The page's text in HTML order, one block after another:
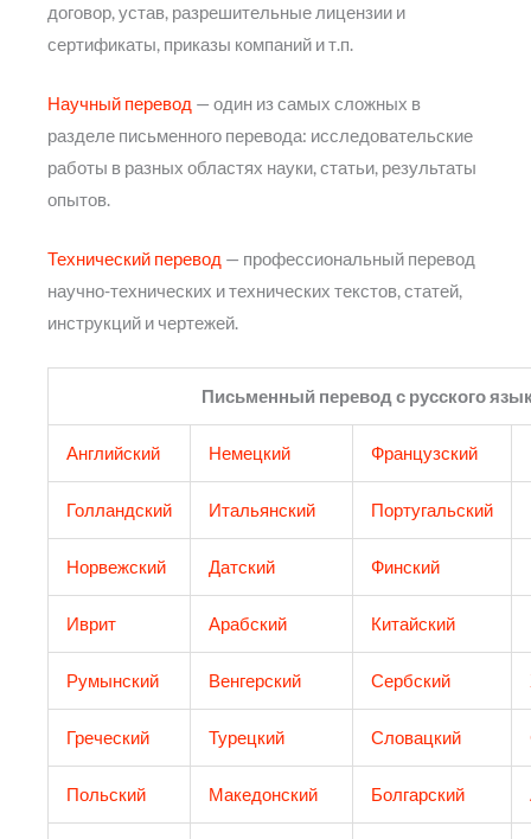
договор, устав, разрешительные лицензии и
сертификаты, приказы компаний и т.п.
Научный перевод — один из самых сложных в
разделе письменного перевода: исследовательские
работы в разных областях науки, статьи, результаты
опытов.
Технический перевод — профессиональный перевод
научно-технических и технических текстов, статей,
инструкций и чертежей.
Письменный перевод с русского
Английский Немецкий Французский
Голландский Итальянский Португальский
Норвежский Датский Финский
Иврит Арабский Китайский
Румынский Венгерский Сербский
Греческий​ Турецкий Словацкий
Польский Македонский Болгарский